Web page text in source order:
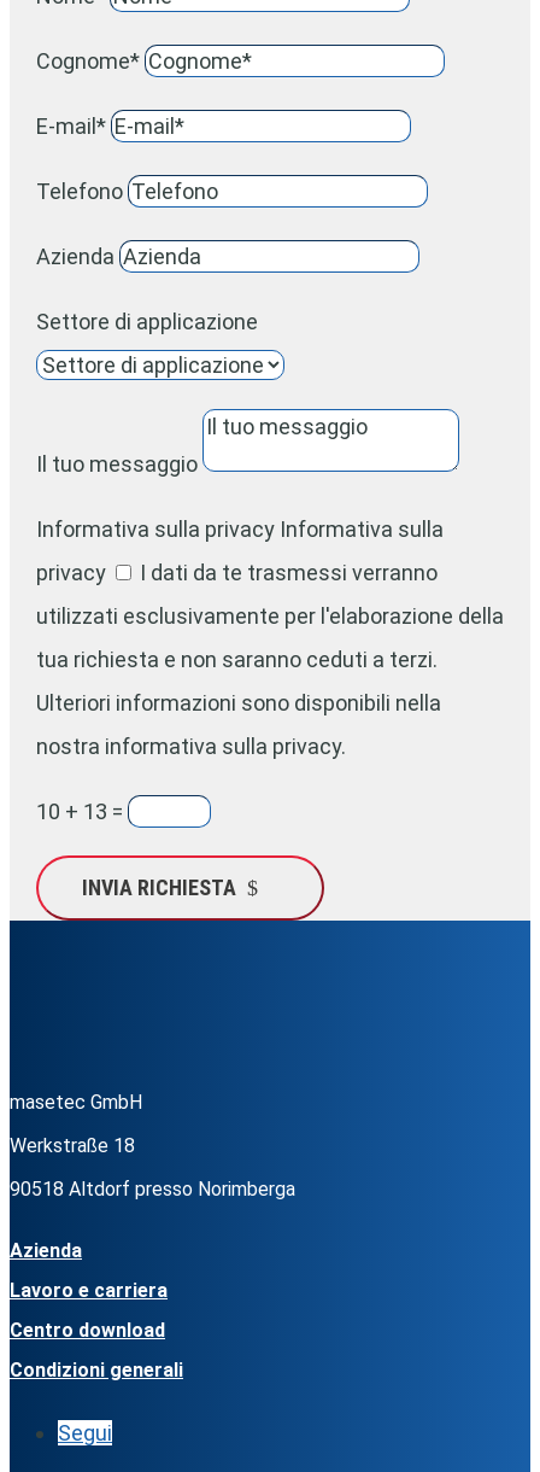
Cognome*
E-mail*
Telefono
Azienda
Settore di applicazione
Il tuo messaggio
Informativa sulla privacy Informativa sulla
privacy
I dati da te trasmessi verranno
utilizzati esclusivamente per l'elaborazione della
tua richiesta e non saranno ceduti a terzi.
Ulteriori informazioni sono disponibili nella
nostra informativa sulla privacy.
10 + 13 =
INVIA RICHIESTA
masetec GmbH
Werkstraße 18
90518 Altdorf presso Norimberga
Azienda
Lavoro e carriera
Centro download
Condizioni generali
Segui